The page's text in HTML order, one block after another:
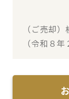
（ご売却
（令和